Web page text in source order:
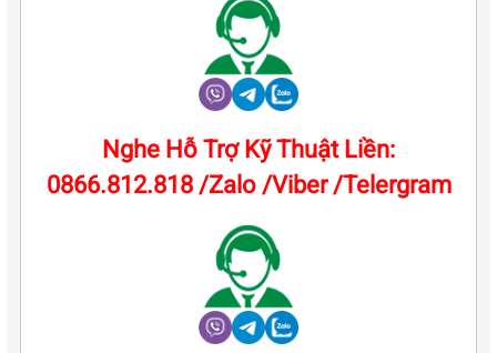
Nghe Hỗ Trợ Kỹ Thuật Liền:
0866.812.818 /Zalo /Viber /Telergram